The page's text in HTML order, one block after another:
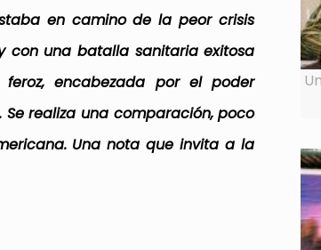
en camino de la peor crisis
con una batalla sanitaria exitosa
encabezada por el poder
realiza una comparación, poco
Una nota que invita a la